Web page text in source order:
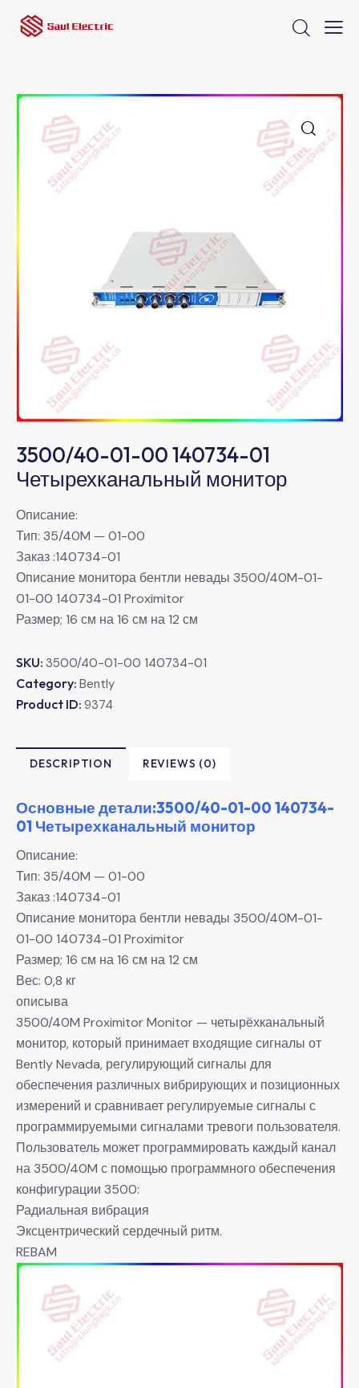
3500/40-01-00 140734-01
Четырехканальный монитор
Описание:
Тип: 35/40M — 01-00
Заказ :140734-01
Описание монитора бентли невады 3500/40M-01-
01-00 140734-01 Proximitor
Размер; 16 см на 16 см на 12 см
SKU: 3500/40-01-00 140734-01
Category: Bently
Product ID: 9374
DESCRIPTION REVIEWS (0)
Основные детали:3500/40-01-00 140734-
01 Четырехканальный монитор
Описание:
Тип: 35/40M — 01-00
Заказ :140734-01
Описание монитора бентли невады 3500/40M-01-
01-00 140734-01 Proximitor
Размер; 16 см на 16 см на 12 см
Вес: 0,8 кг
описыва
3500/40M Proximitor Monitor — четырёхканальный
монитор, который принимает входящие сигналы от
Bently Nevada, регулирующий сигналы для
обеспечения различных вибрирующих и позиционных
измерений и сравнивает регулируемые сигналы с
программируемыми сигналами тревоги пользователя.
Пользователь может программировать каждый канал
на 3500/40M с помощью программного обеспечения
конфигурации 3500:
Радиальная вибрация
Эксцентрический сердечный ритм.
REBAM